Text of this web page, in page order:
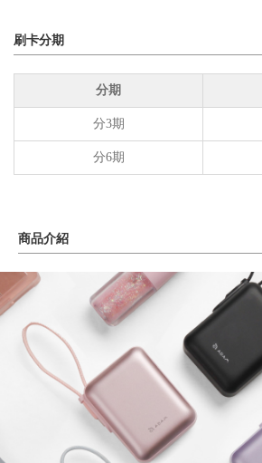
刷卡分期
分期
分3期
分6期
商品介紹